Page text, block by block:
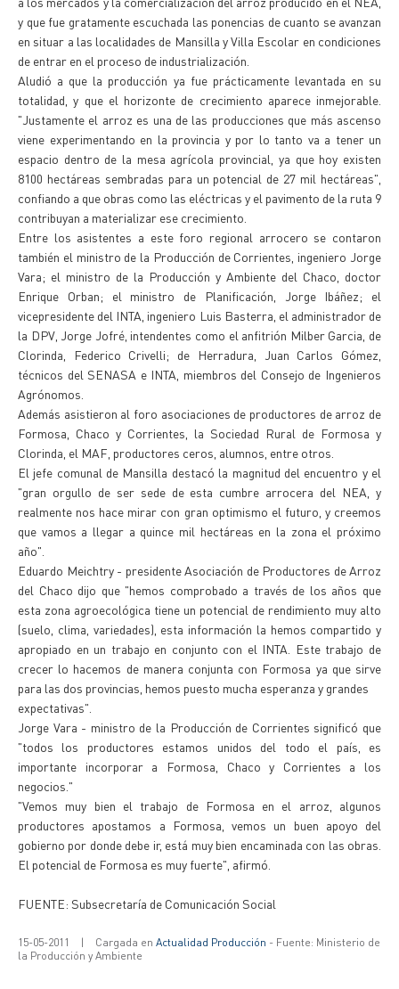
y que fue gratamente escuchada las ponencias de cuanto se avanzan
en situar a las localidades de Mansilla y Villa Escolar en condiciones
de entrar en el proceso de industrialización.
Aludió a que la producción ya fue prácticamente levantada en su
totalidad, y que el horizonte de crecimiento aparece inmejorable.
"Justamente el arroz es una de las producciones que más ascenso
viene experimentando en la provincia y por lo tanto va a tener un
espacio dentro de la mesa agrícola provincial, ya que hoy existen
8100 hectáreas sembradas para un potencial de 27 mil hectáreas",
confiando a que obras como las eléctricas y el pavimento de la ruta 9
contribuyan a materializar ese crecimiento.
Entre los asistentes a este foro regional arrocero se contaron
también el ministro de la Producción de Corrientes, ingeniero Jorge
Vara; el ministro de la Producción y Ambiente del Chaco, doctor
Enrique Orban; el ministro de Planificación, Jorge Ibáñez; el
vicepresidente del INTA, ingeniero Luis Basterra, el administrador de
la DPV, Jorge Jofré, intendentes como el anfitrión Milber Garcia, de
Clorinda, Federico Crivelli; de Herradura, Juan Carlos Gómez,
técnicos del SENASA e INTA, miembros del Consejo de Ingenieros
Agrónomos.
Además asistieron al foro asociaciones de productores de arroz de
Formosa, Chaco y Corrientes, la Sociedad Rural de Formosa y
Clorinda, el MAF, productores ceros, alumnos, entre otros.
El jefe comunal de Mansilla destacó la magnitud del encuentro y el
"gran orgullo de ser sede de esta cumbre arrocera del NEA, y
realmente nos hace mirar con gran optimismo el futuro, y creemos
que vamos a llegar a quince mil hectáreas en la zona el próximo
año".
Eduardo Meichtry - presidente Asociación de Productores de Arroz
del Chaco dijo que "hemos comprobado a través de los años que
esta zona agroecológica tiene un potencial de rendimiento muy alto
(suelo, clima, variedades), esta información la hemos compartido y
apropiado en un trabajo en conjunto con el INTA. Este trabajo de
crecer lo hacemos de manera conjunta con Formosa ya que sirve
para las dos provincias, hemos puesto mucha esperanza y grandes
expectativas".
Jorge Vara - ministro de la Producción de Corrientes significó que
"todos los productores estamos unidos del todo el país, es
importante incorporar a Formosa, Chaco y Corrientes a los
negocios."
"Vemos muy bien el trabajo de Formosa en el arroz, algunos
productores apostamos a Formosa, vemos un buen apoyo del
gobierno por donde debe ir, está muy bien encaminada con las obras.
El potencial de Formosa es muy fuerte", afirmó.
FUENTE: Subsecretaría de Comunicación Social
15-05-2011 | Cargada en Actualidad Producción - Fuente: Ministerio de
la Producción y Ambiente